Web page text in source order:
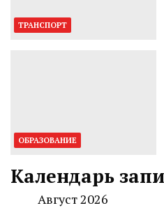
ТРАНСПОРТ
ОБРАЗОВАНИЕ
Календарь
Август 2026